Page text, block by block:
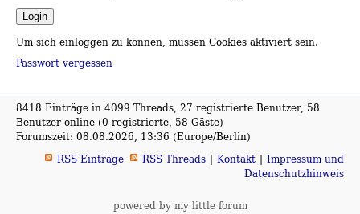
Um sich einloggen zu können, müssen Cookies aktiviert sein.
Passwort vergessen
8418 Einträge in 4099 Threads, 27 registrierte Benutzer, 58
Benutzer online (0 registrierte, 58 Gäste)
Forumszeit: 08.08.2026, 13:36 (Europe/Berlin)
RSS Einträge
RSS Threads Kontakt
Impressum und
Datenschutzhinweis
powered by my little forum